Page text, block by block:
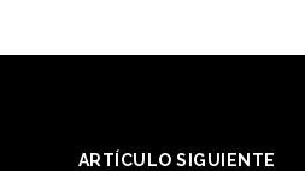
ARTÍCULO SIGUIENTE